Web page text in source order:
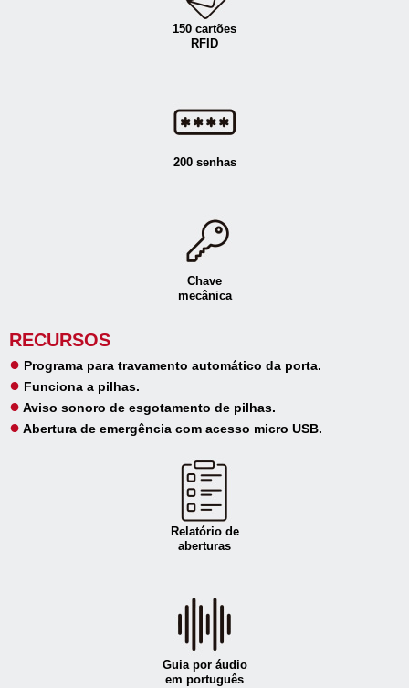
150 cartões
RFID
200 senhas
Chave
mecânica
RECURSOS
● Programa para travamento automático da porta.
● Funciona a pilhas.
● Aviso sonoro de esgotamento de pilhas.
● Abertura de emergência com acesso micro USB.
Relatório de
aberturas
Guia por áudio
em português